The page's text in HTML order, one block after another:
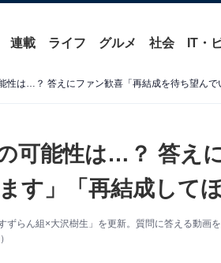
連載 ライフ グルメ 社会 IT・
可能性は…？ 答え
す」「再結成してほ
らん組×大沢樹生」を更新。質問に答える動画